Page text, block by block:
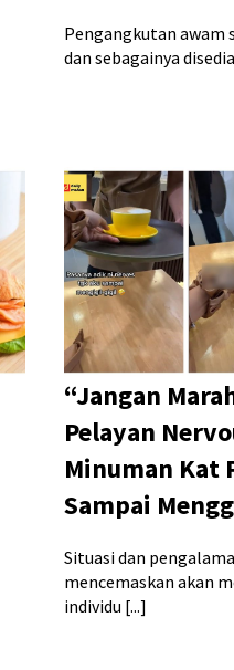
Pengangkutan awam
dan sebagainya
“Jangan
Pelayan
Minuman Kat
Sampai
Situasi dan
mencemaskan akan
individu [...]